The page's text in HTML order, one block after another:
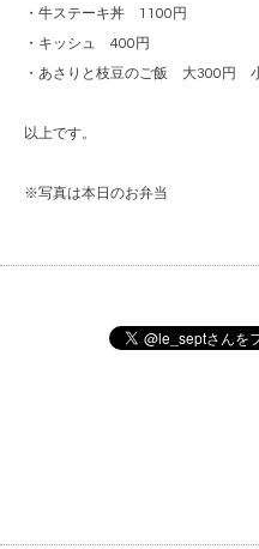
・牛ステーキ丼 1100円
・キッシュ 400円
・あさりと枝豆のご飯 大300円
以上です。
※写真は本日のお弁当